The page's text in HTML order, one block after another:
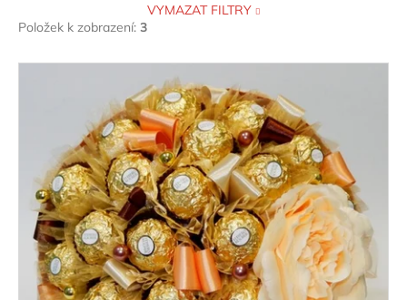
VYMAZAT FILTRY
Položek k zobrazení: 3